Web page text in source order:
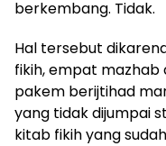
berkembang. Tidak.
Hal tersebut
fikih, empat mazhab
pakem berijtihad
yang tidak dijumpai
kitab fikih yang